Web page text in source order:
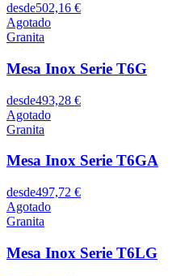
desde502,16 €
Agotado
Granita
Mesa Inox Serie T6G
desde493,28 €
Agotado
Granita
Mesa Inox Serie T6GA
desde497,72 €
Agotado
Granita
Mesa Inox Serie T6LG